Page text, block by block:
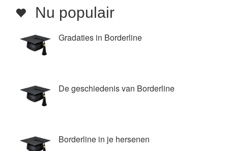
Nu populair
Gradaties in Borderline
De geschiedenis van Borderline
Borderline in je hersenen